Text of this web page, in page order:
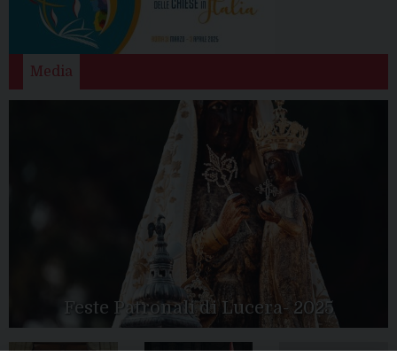
Media
Feste Patronali di Lucera- 2025